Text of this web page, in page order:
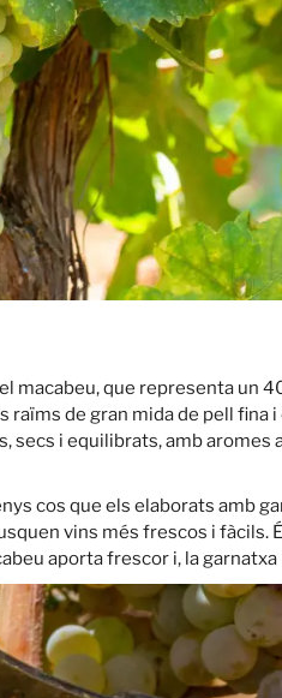
macabeu, que representa un
de gran mida de pell fina
secs i equilibrats, amb aromes
cos que els elaborats amb
vins més frescos i fàcils.
aporta frescor i, la